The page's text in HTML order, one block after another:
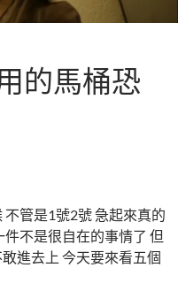
的馬桶恐
管是1號2號 急起來真的
不是很自在的事情了 但
進去上 今天要來看五個